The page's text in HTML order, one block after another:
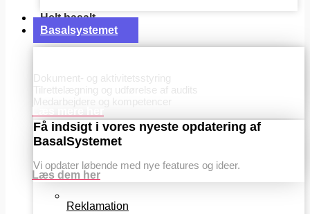
Helt basalt
Basalsystemet
Dokument- og aktivitetsstyring
Tilrettelægning og udførelse af audits
Medarbejdere og kompetencer
Få indsigt i vores nyeste opdatering af
BasalSystemet
Vi opdater løbende med nye features og ideer.
Læs dem her
Reklamation